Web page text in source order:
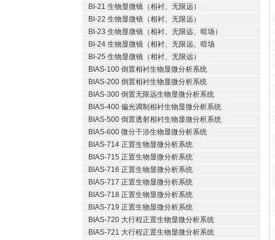
BI-21 生物显微镜（相衬、无限远）
BI-22 生物显微镜（相衬、无限远）
BI-23 生物显微镜（相衬、无限远、暗场）
BI-24 生物显微镜（相衬、无限远、暗场
BI-25 生物显微镜（相衬、无限远）
BIAS-100 倒置相衬生物显微分析系统
BIAS-200 倒置相衬生物显微分析系统
BIAS-300 倒置无限远生物显微分析系统
BIAS-400 偏光调制相衬生物显微分析系统
BIAS-500 倒置透射相衬生物显微分析系统
BIAS-600 微分干涉生物显微分析系统
BIAS-714 正置生物显微分析系统
BIAS-715 正置生物显微分析系统
BIAS-716 正置生物显微分析系统
BIAS-717 正置生物显微分析系统
BIAS-718 正置生物显微分析系统
BIAS-719 正置生物显微分析系统
BIAS-720 大行程正置生物显微分析系统
BIAS-721 大行程正置生物显微分析系统